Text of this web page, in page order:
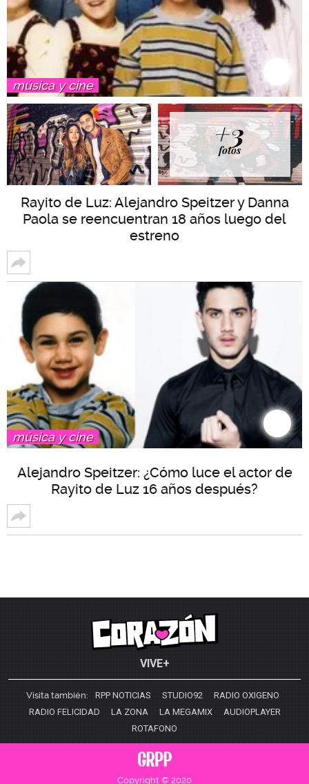
música y cine
+3
fotos
Rayito de Luz: Alejandro Speitzer y Danna
Paola se reencuentran 18 años luego del
estreno
música y cine
Alejandro Speitzer: ¿Cómo luce el actor de
Rayito de Luz 16 años después?
VIVE+
Visita también: RPP NOTICIAS STUDIO92
RADIO OXIGENO
RADIO FELICIDAD
LA ZONA LA MEGAMIX
AUDIOPLAYER
ROTAFONO
Copyright © 2020